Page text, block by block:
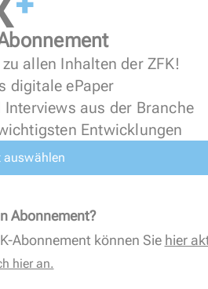
allen Inhalten der ZFK!
digitale ePaper
aus der Branche
Entwicklungen
auswählen
Abonnement?
Abonnement können Sie hier
hier an.